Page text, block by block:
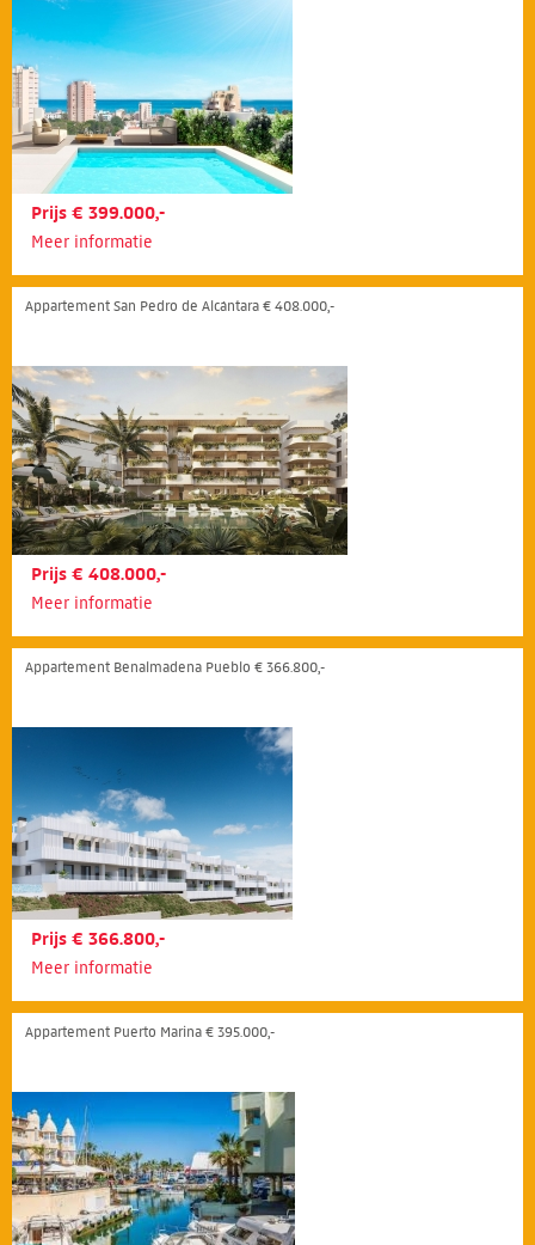
Prijs € 399.000,-
Meer informatie
Appartement San Pedro de Alcántara € 408.000,-
Prijs € 408.000,-
Meer informatie
Appartement Benalmadena Pueblo € 366.800,-
Prijs € 366.800,-
Meer informatie
Appartement Puerto Marina € 395.000,-